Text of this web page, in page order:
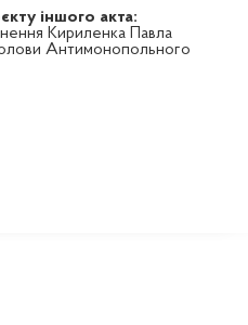
іншого акта:
Кириленка Павла
Антимонопольного